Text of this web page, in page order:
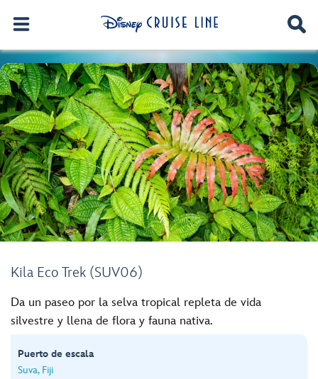
Kila Eco Trek (SUV06)
Da un paseo por la selva tropical repleta de vida
silvestre y llena de flora y fauna nativa.
Puerto de escala
Suva, Fiji